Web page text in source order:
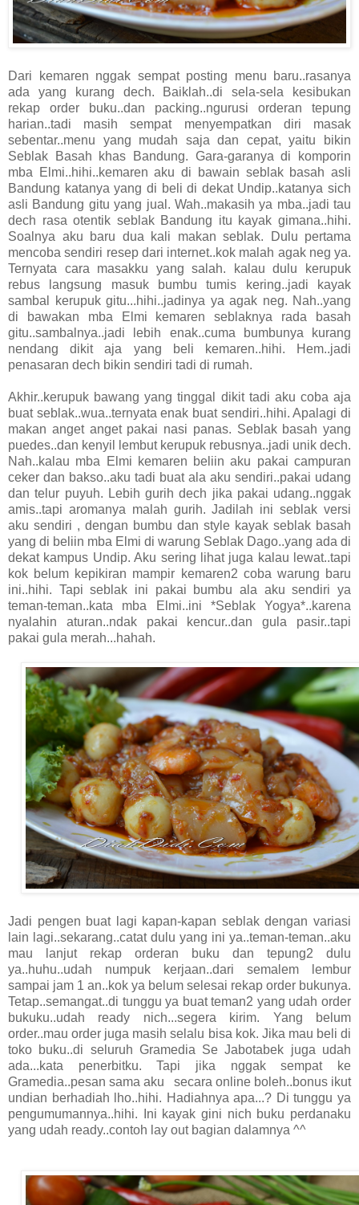
Dari kemaren nggak sempat posting menu baru..rasanya
ada yang kurang dech. Baiklah..di sela-sela kesibukan
rekap order buku..dan packing..ngurusi orderan tepung
harian..tadi masih sempat menyempatkan diri masak
sebentar..menu yang mudah saja dan cepat, yaitu bikin
Seblak Basah khas Bandung. Gara-garanya di komporin
mba Elmi..hihi..kemaren aku di bawain seblak basah asli
Bandung katanya yang di beli di dekat Undip..katanya sich
asli Bandung gitu yang jual. Wah..makasih ya mba..jadi tau
dech rasa otentik seblak Bandung itu kayak gimana..hihi.
Soalnya aku baru dua kali makan seblak. Dulu pertama
mencoba sendiri resep dari internet..kok malah agak neg ya.
Ternyata cara masakku yang salah. kalau dulu kerupuk
rebus langsung masuk bumbu tumis kering..jadi kayak
sambal kerupuk gitu...hihi..jadinya ya agak neg. Nah..yang
di bawakan mba Elmi kemaren seblaknya rada basah
gitu..sambalnya..jadi lebih enak..cuma bumbunya kurang
nendang dikit aja yang beli kemaren..hihi. Hem..jadi
penasaran dech bikin sendiri tadi di rumah.
Akhir..kerupuk bawang yang tinggal dikit tadi aku coba aja
buat seblak..wua..ternyata enak buat sendiri..hihi. Apalagi di
makan anget anget pakai nasi panas. Seblak basah yang
puedes..dan kenyil lembut kerupuk rebusnya..jadi unik dech.
Nah..kalau mba Elmi kemaren beliin aku pakai campuran
ceker dan bakso..aku tadi buat ala aku sendiri..pakai udang
dan telur puyuh. Lebih gurih dech jika pakai udang..nggak
amis..tapi aromanya malah gurih. Jadilah ini seblak versi
aku sendiri , dengan bumbu dan style kayak seblak basah
yang di beliin mba Elmi di warung Seblak Dago..yang ada di
dekat kampus Undip. Aku sering lihat juga kalau lewat..tapi
kok belum kepikiran mampir kemaren2 coba warung baru
ini..hihi. Tapi seblak ini pakai bumbu ala aku sendiri ya
teman-teman..kata mba Elmi..ini *Seblak Yogya*..karena
nyalahin aturan..ndak pakai kencur..dan gula pasir..tapi
pakai gula merah...hahah.
Jadi pengen buat lagi kapan-kapan seblak dengan variasi
lain lagi..sekarang..catat dulu yang ini ya..teman-teman..aku
mau lanjut rekap orderan buku dan tepung2 dulu
ya..huhu..udah numpuk kerjaan..dari semalem lembur
sampai jam 1 an..kok ya belum selesai rekap order bukunya.
Tetap..semangat..di tunggu ya buat teman2 yang udah order
bukuku..udah ready nich...segera kirim. Yang belum
order..mau order juga masih selalu bisa kok. Jika mau beli di
toko buku..di seluruh Gramedia Se Jabotabek juga udah
ada...kata penerbitku. Tapi jika nggak sempat ke
Gramedia..pesan sama aku secara online boleh..bonus ikut
undian berhadiah lho..hihi. Hadiahnya apa...? Di tunggu ya
pengumumannya..hihi. Ini kayak gini nich buku perdanaku
yang udah ready..contoh lay out bagian dalamnya ^^